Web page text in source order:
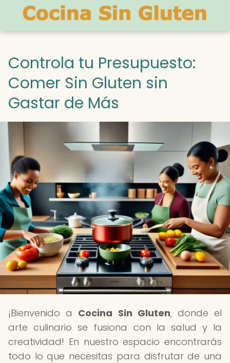
Controla tu Presupuesto:
Comer Sin Gluten sin
Gastar de Más
¡Bienvenido a Cocina Sin Gluten, donde el
arte culinario se fusiona con la salud y la
creatividad! En nuestro espacio encontrarás
todo lo que necesitas para disfrutar de una